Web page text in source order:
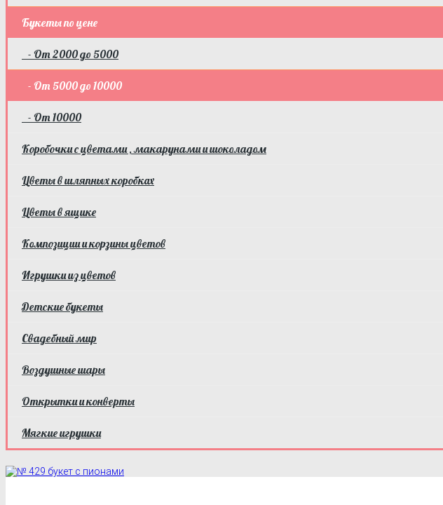
Букеты по цене
- От 2000 до 5000
- От 5000 до 10000
- От 10000
Коробочки с цветами , макарунами и шоколадом
Цветы в шляпных коробках
Цветы в ящике
Композиции и корзины цветов
Игрушки из цветов
Детские букеты
Свадебный мир
Воздушные шары
Открытки и конверты
Мягкие игрушки